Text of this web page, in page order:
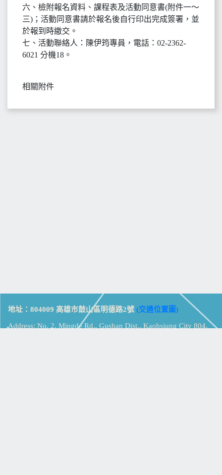
六、檢附報名資料、課程表及活動同意書(附件一～
三)；活動同意書請於報名後自行印出完成簽署，並
於報到時繳交。
七、活動聯絡人：陳伊筠專員，電話：02-2362-
6021 分機18。
相關附件
地址：804009 高雄市鼓山區明德路2號 (交通位置圖)
Address: No. 2, Mingde Rd., Gushan Dist., Kaohsiung City 804,